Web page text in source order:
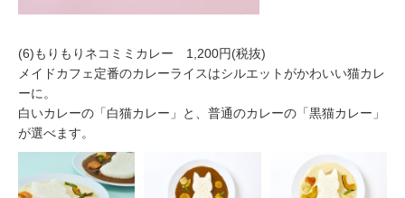
(6)もりもりネコミミカレー 1,200円(税抜)
メイドカフェ定番のカレーライスはシルエットがかわいい猫カレ
ーに。
白いカレーの「白猫カレー」と、普通のカレーの「黒猫カレー」
が選べます。